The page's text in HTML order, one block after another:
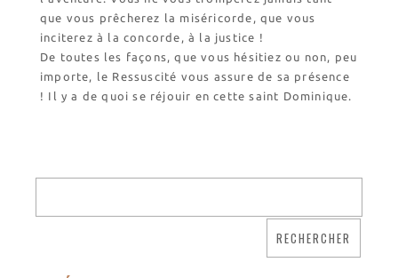
que vous prêcherez la miséricorde, que vous
inciterez à la concorde, à la justice !
De toutes les façons, que vous hésitiez ou non, peu
importe, le Ressuscité vous assure de sa présence
! Il y a de quoi se réjouir en cette saint Dominique.